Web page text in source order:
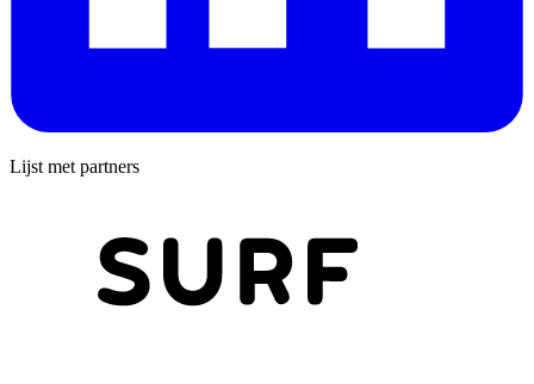
Lijst met partners